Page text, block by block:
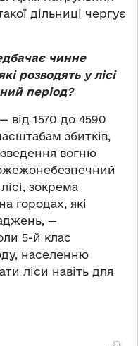
дільниці чергує
чинне
розводять у лісі
період?
від 1570 до 4590
збитків,
вогню
зокрема
городах, які
—
5-й клас
населенню
ліси навіть для